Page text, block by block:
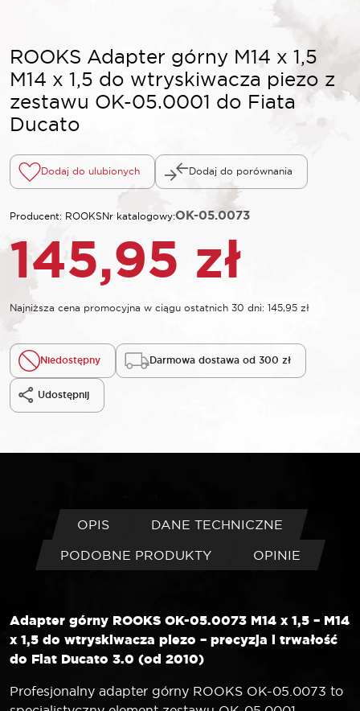
ROOKS Adapter górny M14 x 1,5
M14 x 1,5 do wtryskiwacza piezo z
zestawu OK-05.0001 do Fiata
Ducato
Dodaj do ulubionych Dodaj do porównania
Producent: ROOKSNr katalogowy:OK-05.0073
145,95 zł
Najniższa cena promocyjna w ciągu ostatnich 30 dni: 145,95 zł
Niedostępny Darmowa dostawa od 300 zł
Udostępnij
OPIS
DANE TECHNICZNE
PODOBNE PRODUKTY
OPINIE
Adapter górny ROOKS OK-05.0073 M14 x 1,5 – M14
x 1,5 do wtryskiwacza piezo – precyzja i trwałość
do Fiat Ducato 3.0 (od 2010)
Profesjonalny adapter górny ROOKS OK-05.0073 to